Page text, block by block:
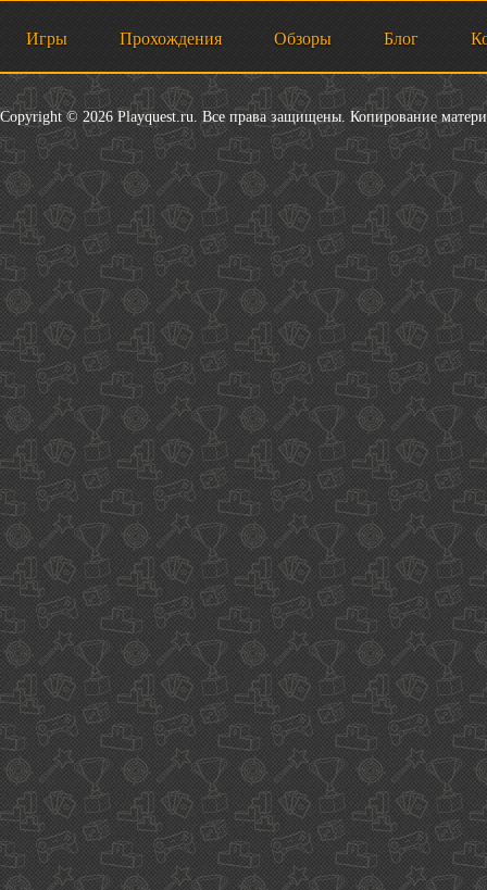
Игры Прохождения Обзоры Блог
Copyright © 2026 Playquest.ru. Все права защищены. Копирование